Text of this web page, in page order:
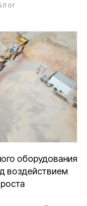
оборудования
воздействием